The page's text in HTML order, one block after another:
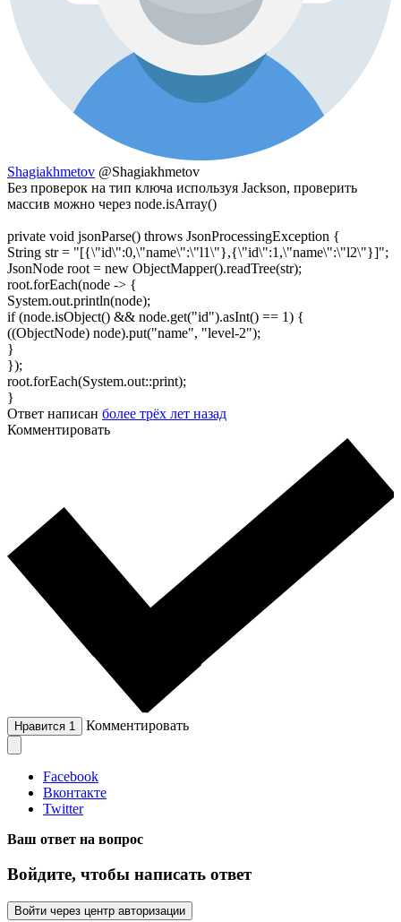
Shagiakhmetov @Shagiakhmetov
Без проверок на тип ключа используя Jackson, проверить
массив можно через node.isArray()
private void jsonParse() throws JsonProcessingException {
String str = "[{\"id\":0,\"name\":\"l1\"},{\"id\":1,\"name\":\"l2\"}]";
JsonNode root = new ObjectMapper().readTree(str);
root.forEach(node -> {
System.out.println(node);
if (node.isObject() && node.get("id").asInt() == 1) {
((ObjectNode) node).put("name", "level-2");
}
});
root.forEach(System.out::print);
}
Ответ написан более трёх лет назад
Комментировать
Нравится 1 Комментировать
Facebook
Вконтакте
Twitter
Ваш ответ на вопрос
Войдите, чтобы написать ответ
Войти через центр авторизации